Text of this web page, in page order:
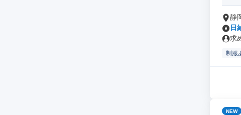
静
日
求
制服
NEW